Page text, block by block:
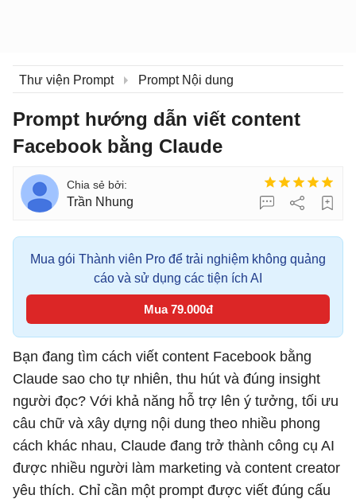
Thư viện Prompt Prompt Nội dung
Prompt hướng dẫn viết content
Facebook bằng Claude
Trần Nhung
Mua gói Thành viên Pro để trải nghiệm không quảng
cáo và sử dụng các tiện ích AI
Mua 79.000đ
Bạn đang tìm cách viết content Facebook bằng
Claude sao cho tự nhiên, thu hút và đúng insight
người đọc? Với khả năng hỗ trợ lên ý tưởng, tối ưu
câu chữ và xây dựng nội dung theo nhiều phong
cách khác nhau, Claude đang trở thành công cụ AI
được nhiều người làm marketing và content creator
yêu thích. Chỉ cần một prompt được viết đúng cấu